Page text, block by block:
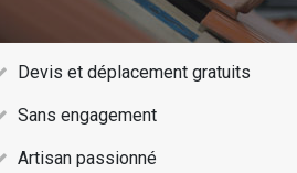
Devis et déplacement gratuits
Sans engagement
Artisan passionné